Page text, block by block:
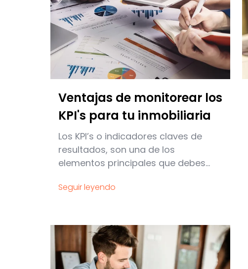
Ventajas de monitorear los
KPI's para tu inmobiliaria
Los KPI’s o indicadores claves de
resultados, son una de los
elementos principales que debes...
Seguir leyendo